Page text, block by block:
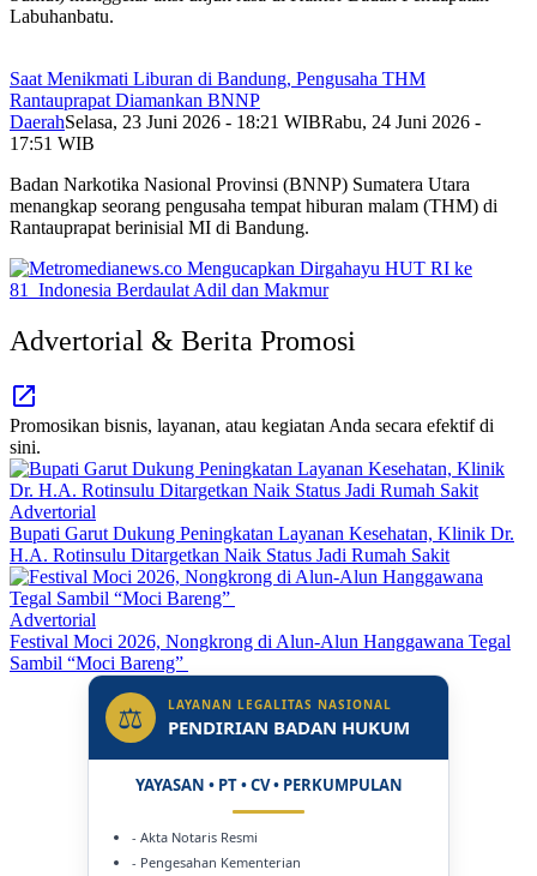
Labuhanbatu.
Saat Menikmati Liburan di Bandung, Pengusaha THM
Rantauprapat Diamankan BNNP
DaerahSelasa, 23 Juni 2026 - 18:21 WIBRabu, 24 Juni 2026 -
17:51 WIB
Badan Narkotika Nasional Provinsi (BNNP) Sumatera Utara
menangkap seorang pengusaha tempat hiburan malam (THM) di
Rantauprapat berinisial MI di Bandung.
Advertorial & Berita Promosi
Promosikan bisnis, layanan, atau kegiatan Anda secara efektif di
sini.
Advertorial
Bupati Garut Dukung Peningkatan Layanan Kesehatan, Klinik Dr.
H.A. Rotinsulu Ditargetkan Naik Status Jadi Rumah Sakit
Advertorial
Festival Moci 2026, Nongkrong di Alun-Alun Hanggawana Tegal
Sambil “Moci Bareng”
⚖ LAYANAN LEGALITAS NASIONAL
PENDIRIAN BADAN HUKUM
YAYASAN • PT • CV • PERKUMPULAN
- Akta Notaris Resmi
- Pengesahan Kementerian